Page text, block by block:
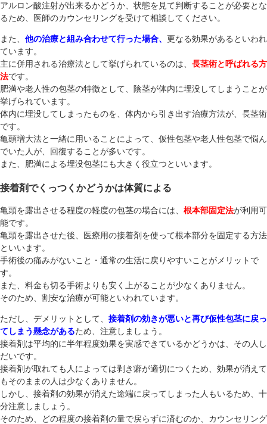
アルロン酸注射が出来るかどうか、状態を見て判断することが必要とな
るため、医師のカウンセリングを受けて相談してください。
また、 他の治療と組み合わせて行った場合、 更なる効果があるといわれ
ています。
主に併用される治療法として挙げられているのは、 長茎術と呼ばれる方
法です。
肥満や老人性の包茎の特徴として、陰茎が体内に埋没してしまうことが
挙げられています。
体内に埋没してしまったものを、体内から引き出す治療方法が、長茎術
です。
亀頭増大法と一緒に用いることによって、仮性包茎や老人性包茎で悩ん
でいた人が、回復することが多いです。
また、肥満による埋没包茎にも大きく役立つといいます。
接着剤でくっつくかどうかは体質による
亀頭を露出させる程度の軽度の包茎の場合には、 根本部固定法が利用可
能です。
亀頭を露出させた後、医療用の接着剤を使って根本部分を固定する方法
といいます。
手術後の痛みがないこと・通常の生活に戻りやすいことがメリットで
す。
また、料金も切る手術よりも安く上がることが少なくありません。
そのため、割安な治療が可能といわれています。
ただし、デメリットとして、 接着剤の効きが悪いと再び仮性包茎に戻っ
てしまう懸念があるため、注意しましょう。
接着剤は平均的に半年程度効果を実感できているかどうかは、その人し
だいです。
接着剤が取れても人によっては剥き癖が適切につくため、効果が消えて
もそのままの人は少なくありません。
しかし、接着剤の効果が消えた途端に戻ってしまった人もいるため、十
分注意しましょう。
そのため、どの程度の接着剤の量で戻らずに済むのか、カウンセリング